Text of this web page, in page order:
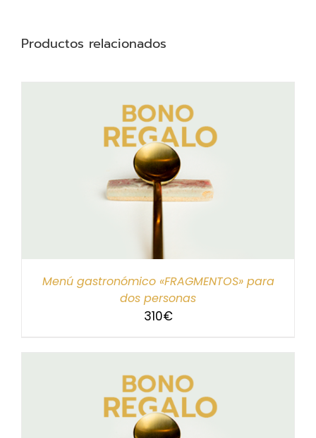
Productos relacionados
Menú gastronómico «FRAGMENTOS» para
dos personas
310€